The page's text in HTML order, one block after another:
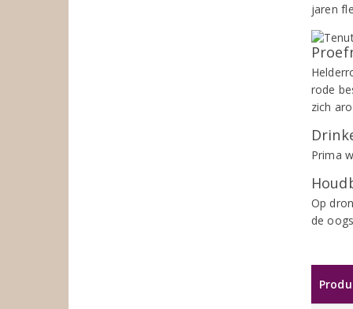
jaren
rode
zich
Prima
Op
de